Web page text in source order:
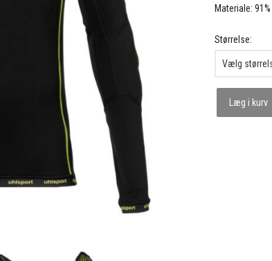
Materiale:
Størrelse:
Læg i kurv